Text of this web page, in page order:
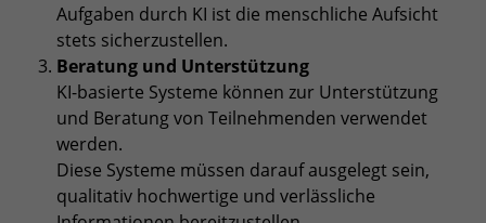
Aufgaben durch KI ist die menschliche Aufsicht
stets sicherzustellen.
Beratung und Unterstützung
KI-basierte Systeme können zur Unterstützung
und Beratung von Teilnehmenden verwendet
werden.
Diese Systeme müssen darauf ausgelegt sein,
qualitativ hochwertige und verlässliche
Zweck Admin-Login Redaktionssystem
Name be_typo3_user
Anbieter
Laufzeit Session